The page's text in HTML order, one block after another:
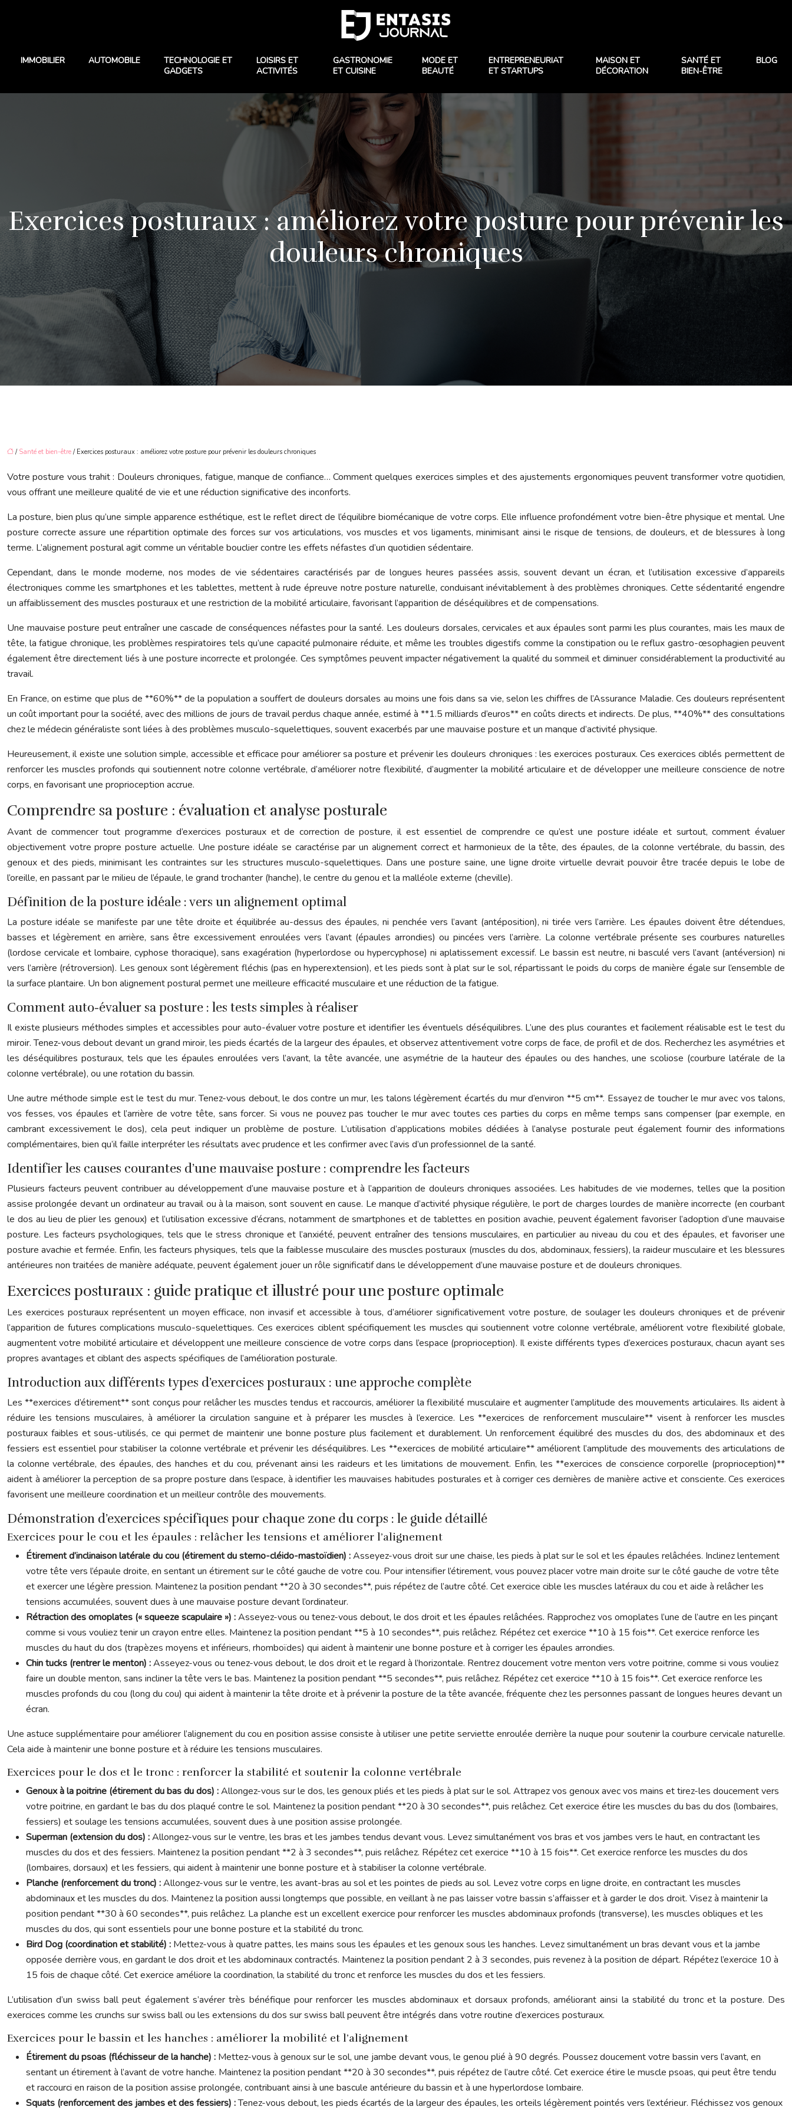
IMMOBILIER AUTOMOBILE
TECHNOLOGIE ET
GADGETS
LOISIRS ET
ACTIVITÉS
GASTRONOMIE
ET CUISINE
MODE ET
BEAUTÉ
ENTREPRENEURIAT
ET STARTUPS
MAISON ET
DÉCORATION
SANTÉ ET
BIEN-ÊTRE
BLOG
Exercices posturaux : améliorez votre posture pour prévenir les
douleurs chroniques
/ Santé et bien-être / Exercices posturaux : améliorez votre posture pour prévenir les douleurs chroniques
Votre posture vous trahit : Douleurs chroniques, fatigue, manque de confiance… Comment quelques exercices simples et des ajustements ergonomiques peuvent transformer votre quotidien,
vous offrant une meilleure qualité de vie et une réduction significative des inconforts.
La posture, bien plus qu’une simple apparence esthétique, est le reflet direct de l’équilibre biomécanique de votre corps. Elle influence profondément votre bien-être physique et mental. Une
posture correcte assure une répartition optimale des forces sur vos articulations, vos muscles et vos ligaments, minimisant ainsi le risque de tensions, de douleurs, et de blessures à long
terme. L’alignement postural agit comme un véritable bouclier contre les effets néfastes d’un quotidien sédentaire.
Cependant, dans le monde moderne, nos modes de vie sédentaires caractérisés par de longues heures passées assis, souvent devant un écran, et l’utilisation excessive d’appareils
électroniques comme les smartphones et les tablettes, mettent à rude épreuve notre posture naturelle, conduisant inévitablement à des problèmes chroniques. Cette sédentarité engendre
un affaiblissement des muscles posturaux et une restriction de la mobilité articulaire, favorisant l’apparition de déséquilibres et de compensations.
Une mauvaise posture peut entraîner une cascade de conséquences néfastes pour la santé. Les douleurs dorsales, cervicales et aux épaules sont parmi les plus courantes, mais les maux de
tête, la fatigue chronique, les problèmes respiratoires tels qu’une capacité pulmonaire réduite, et même les troubles digestifs comme la constipation ou le reflux gastro-œsophagien peuvent
également être directement liés à une posture incorrecte et prolongée. Ces symptômes peuvent impacter négativement la qualité du sommeil et diminuer considérablement la productivité au
travail.
En France, on estime que plus de **60%** de la population a souffert de douleurs dorsales au moins une fois dans sa vie, selon les chiffres de l’Assurance Maladie. Ces douleurs représentent
un coût important pour la société, avec des millions de jours de travail perdus chaque année, estimé à **1.5 milliards d’euros** en coûts directs et indirects. De plus, **40%** des consultations
chez le médecin généraliste sont liées à des problèmes musculo-squelettiques, souvent exacerbés par une mauvaise posture et un manque d’activité physique.
Heureusement, il existe une solution simple, accessible et efficace pour améliorer sa posture et prévenir les douleurs chroniques : les exercices posturaux. Ces exercices ciblés permettent de
renforcer les muscles profonds qui soutiennent notre colonne vertébrale, d’améliorer notre flexibilité, d’augmenter la mobilité articulaire et de développer une meilleure conscience de notre
corps, en favorisant une proprioception accrue.
Comprendre sa posture : évaluation et analyse posturale
Avant de commencer tout programme d’exercices posturaux et de correction de posture, il est essentiel de comprendre ce qu’est une posture idéale et surtout, comment évaluer
objectivement votre propre posture actuelle. Une posture idéale se caractérise par un alignement correct et harmonieux de la tête, des épaules, de la colonne vertébrale, du bassin, des
genoux et des pieds, minimisant les contraintes sur les structures musculo-squelettiques. Dans une posture saine, une ligne droite virtuelle devrait pouvoir être tracée depuis le lobe de
l’oreille, en passant par le milieu de l’épaule, le grand trochanter (hanche), le centre du genou et la malléole externe (cheville).
Définition de la posture idéale : vers un alignement optimal
La posture idéale se manifeste par une tête droite et équilibrée au-dessus des épaules, ni penchée vers l’avant (antéposition), ni tirée vers l’arrière. Les épaules doivent être détendues,
basses et légèrement en arrière, sans être excessivement enroulées vers l’avant (épaules arrondies) ou pincées vers l’arrière. La colonne vertébrale présente ses courbures naturelles
(lordose cervicale et lombaire, cyphose thoracique), sans exagération (hyperlordose ou hypercyphose) ni aplatissement excessif. Le bassin est neutre, ni basculé vers l’avant (antéversion) ni
vers l’arrière (rétroversion). Les genoux sont légèrement fléchis (pas en hyperextension), et les pieds sont à plat sur le sol, répartissant le poids du corps de manière égale sur l’ensemble de
la surface plantaire. Un bon alignement postural permet une meilleure efficacité musculaire et une réduction de la fatigue.
Comment auto-évaluer sa posture : les tests simples à réaliser
Il existe plusieurs méthodes simples et accessibles pour auto-évaluer votre posture et identifier les éventuels déséquilibres. L’une des plus courantes et facilement réalisable est le test du
miroir. Tenez-vous debout devant un grand miroir, les pieds écartés de la largeur des épaules, et observez attentivement votre corps de face, de profil et de dos. Recherchez les asymétries et
les déséquilibres posturaux, tels que les épaules enroulées vers l’avant, la tête avancée, une asymétrie de la hauteur des épaules ou des hanches, une scoliose (courbure latérale de la
colonne vertébrale), ou une rotation du bassin.
Une autre méthode simple est le test du mur. Tenez-vous debout, le dos contre un mur, les talons légèrement écartés du mur d’environ **5 cm**. Essayez de toucher le mur avec vos talons,
vos fesses, vos épaules et l’arrière de votre tête, sans forcer. Si vous ne pouvez pas toucher le mur avec toutes ces parties du corps en même temps sans compenser (par exemple, en
cambrant excessivement le dos), cela peut indiquer un problème de posture. L’utilisation d’applications mobiles dédiées à l’analyse posturale peut également fournir des informations
complémentaires, bien qu’il faille interpréter les résultats avec prudence et les confirmer avec l’avis d’un professionnel de la santé.
Identifier les causes courantes d’une mauvaise posture : comprendre les facteurs
Plusieurs facteurs peuvent contribuer au développement d’une mauvaise posture et à l’apparition de douleurs chroniques associées. Les habitudes de vie modernes, telles que la position
assise prolongée devant un ordinateur au travail ou à la maison, sont souvent en cause. Le manque d’activité physique régulière, le port de charges lourdes de manière incorrecte (en courbant
le dos au lieu de plier les genoux) et l’utilisation excessive d’écrans, notamment de smartphones et de tablettes en position avachie, peuvent également favoriser l’adoption d’une mauvaise
posture. Les facteurs psychologiques, tels que le stress chronique et l’anxiété, peuvent entraîner des tensions musculaires, en particulier au niveau du cou et des épaules, et favoriser une
posture avachie et fermée. Enfin, les facteurs physiques, tels que la faiblesse musculaire des muscles posturaux (muscles du dos, abdominaux, fessiers), la raideur musculaire et les blessures
antérieures non traitées de manière adéquate, peuvent également jouer un rôle significatif dans le développement d’une mauvaise posture et de douleurs chroniques.
Exercices posturaux : guide pratique et illustré pour une posture optimale
Les exercices posturaux représentent un moyen efficace, non invasif et accessible à tous, d’améliorer significativement votre posture, de soulager les douleurs chroniques et de prévenir
l’apparition de futures complications musculo-squelettiques. Ces exercices ciblent spécifiquement les muscles qui soutiennent votre colonne vertébrale, améliorent votre flexibilité globale,
augmentent votre mobilité articulaire et développent une meilleure conscience de votre corps dans l’espace (proprioception). Il existe différents types d’exercices posturaux, chacun ayant ses
propres avantages et ciblant des aspects spécifiques de l’amélioration posturale.
Introduction aux différents types d’exercices posturaux : une approche complète
Les **exercices d’étirement** sont conçus pour relâcher les muscles tendus et raccourcis, améliorer la flexibilité musculaire et augmenter l’amplitude des mouvements articulaires. Ils aident à
réduire les tensions musculaires, à améliorer la circulation sanguine et à préparer les muscles à l’exercice. Les **exercices de renforcement musculaire** visent à renforcer les muscles
posturaux faibles et sous-utilisés, ce qui permet de maintenir une bonne posture plus facilement et durablement. Un renforcement équilibré des muscles du dos, des abdominaux et des
fessiers est essentiel pour stabiliser la colonne vertébrale et prévenir les déséquilibres. Les **exercices de mobilité articulaire** améliorent l’amplitude des mouvements des articulations de
la colonne vertébrale, des épaules, des hanches et du cou, prévenant ainsi les raideurs et les limitations de mouvement. Enfin, les **exercices de conscience corporelle (proprioception)**
aident à améliorer la perception de sa propre posture dans l’espace, à identifier les mauvaises habitudes posturales et à corriger ces dernières de manière active et consciente. Ces exercices
favorisent une meilleure coordination et un meilleur contrôle des mouvements.
Démonstration d’exercices spécifiques pour chaque zone du corps : le guide détaillé
Exercices pour le cou et les épaules : relâcher les tensions et améliorer l’alignement
Étirement d’inclinaison latérale du cou (étirement du sterno-cléido-mastoïdien) :Asseyez-vous droit sur une chaise, les pieds à plat sur le sol et les épaules relâchées. Inclinez lentement
votre tête vers l’épaule droite, en sentant un étirement sur le côté gauche de votre cou. Pour intensifier l’étirement, vous pouvez placer votre main droite sur le côté gauche de votre tête
et exercer une légère pression. Maintenez la position pendant **20 à 30 secondes**, puis répétez de l’autre côté. Cet exercice cible les muscles latéraux du cou et aide à relâcher les
tensions accumulées, souvent dues à une mauvaise posture devant l’ordinateur.
Rétraction des omoplates (« squeeze scapulaire ») :Asseyez-vous ou tenez-vous debout, le dos droit et les épaules relâchées. Rapprochez vos omoplates l’une de l’autre en les pinçant
comme si vous vouliez tenir un crayon entre elles. Maintenez la position pendant **5 à 10 secondes**, puis relâchez. Répétez cet exercice **10 à 15 fois**. Cet exercice renforce les
muscles du haut du dos (trapèzes moyens et inférieurs, rhomboïdes) qui aident à maintenir une bonne posture et à corriger les épaules arrondies.
Chin tucks (rentrer le menton) :Asseyez-vous ou tenez-vous debout, le dos droit et le regard à l’horizontale. Rentrez doucement votre menton vers votre poitrine, comme si vous vouliez
faire un double menton, sans incliner la tête vers le bas. Maintenez la position pendant **5 secondes**, puis relâchez. Répétez cet exercice **10 à 15 fois**. Cet exercice renforce les
muscles profonds du cou (long du cou) qui aident à maintenir la tête droite et à prévenir la posture de la tête avancée, fréquente chez les personnes passant de longues heures devant un
écran.
Une astuce supplémentaire pour améliorer l’alignement du cou en position assise consiste à utiliser une petite serviette enroulée derrière la nuque pour soutenir la courbure cervicale naturelle.
Cela aide à maintenir une bonne posture et à réduire les tensions musculaires.
Exercices pour le dos et le tronc : renforcer la stabilité et soutenir la colonne vertébrale
Genoux à la poitrine (étirement du bas du dos) :Allongez-vous sur le dos, les genoux pliés et les pieds à plat sur le sol. Attrapez vos genoux avec vos mains et tirez-les doucement vers
votre poitrine, en gardant le bas du dos plaqué contre le sol. Maintenez la position pendant **20 à 30 secondes**, puis relâchez. Cet exercice étire les muscles du bas du dos (lombaires,
fessiers) et soulage les tensions accumulées, souvent dues à une position assise prolongée.
Superman (extension du dos) :Allongez-vous sur le ventre, les bras et les jambes tendus devant vous. Levez simultanément vos bras et vos jambes vers le haut, en contractant les
muscles du dos et des fessiers. Maintenez la position pendant **2 à 3 secondes**, puis relâchez. Répétez cet exercice **10 à 15 fois**. Cet exercice renforce les muscles du dos
(lombaires, dorsaux) et les fessiers, qui aident à maintenir une bonne posture et à stabiliser la colonne vertébrale.
Planche (renforcement du tronc) :Allongez-vous sur le ventre, les avant-bras au sol et les pointes de pieds au sol. Levez votre corps en ligne droite, en contractant les muscles
abdominaux et les muscles du dos. Maintenez la position aussi longtemps que possible, en veillant à ne pas laisser votre bassin s’affaisser et à garder le dos droit. Visez à maintenir la
position pendant **30 à 60 secondes**, puis relâchez. La planche est un excellent exercice pour renforcer les muscles abdominaux profonds (transverse), les muscles obliques et les
muscles du dos, qui sont essentiels pour une bonne posture et la stabilité du tronc.
Bird Dog (coordination et stabilité) : Mettez-vous à quatre pattes, les mains sous les épaules et les genoux sous les hanches. Levez simultanément un bras devant vous et la jambe
opposée derrière vous, en gardant le dos droit et les abdominaux contractés. Maintenez la position pendant 2 à 3 secondes, puis revenez à la position de départ. Répétez l’exercice 10 à
15 fois de chaque côté. Cet exercice améliore la coordination, la stabilité du tronc et renforce les muscles du dos et les fessiers.
L’utilisation d’un swiss ball peut également s’avérer très bénéfique pour renforcer les muscles abdominaux et dorsaux profonds, améliorant ainsi la stabilité du tronc et la posture. Des
exercices comme les crunchs sur swiss ball ou les extensions du dos sur swiss ball peuvent être intégrés dans votre routine d’exercices posturaux.
Exercices pour le bassin et les hanches : améliorer la mobilité et l’alignement
Étirement du psoas (fléchisseur de la hanche) : Mettez-vous à genoux sur le sol, une jambe devant vous, le genou plié à 90 degrés. Poussez doucement votre bassin vers l’avant, en
sentant un étirement à l’avant de votre hanche. Maintenez la position pendant **20 à 30 secondes**, puis répétez de l’autre côté. Cet exercice étire le muscle psoas, qui peut être tendu
et raccourci en raison de la position assise prolongée, contribuant ainsi à une bascule antérieure du bassin et à une hyperlordose lombaire.
Squats (renforcement des jambes et des fessiers) :Tenez-vous debout, les pieds écartés de la largeur des épaules, les orteils légèrement pointés vers l’extérieur. Fléchissez vos genoux